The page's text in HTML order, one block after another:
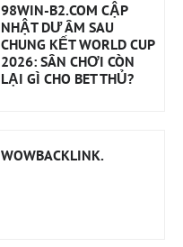
98WIN-B2.COM CẬP
NHẬT DƯ ÂM SAU
CHUNG KẾT WORLD CUP
2026: SÂN CHƠI CÒN
LẠI GÌ CHO BET THỦ?
WOWBACKLINK.